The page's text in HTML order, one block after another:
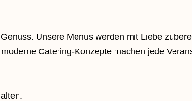
Unsere Menüs werden mit Liebe
Catering-Konzepte machen jede